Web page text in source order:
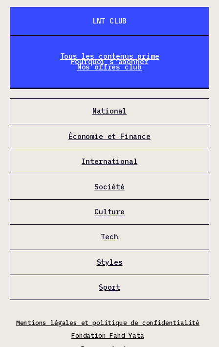
LNT CLUB
Tous les contenus prime
Pourquoi s'abonner
Nos offres club
National
Économie et Finance
International
Société
Culture
Tech
Styles
Sport
Mentions légales et politique de confidentialité
Fondation Fahd Yata